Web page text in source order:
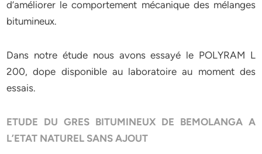
d’améliorer le comportement mécanique des mélanges
bitumineux.
Dans notre étude nous avons essayé le POLYRAM L
200, dope disponible au laboratoire au moment des
essais.
ETUDE DU GRES BITUMINEUX DE BEMOLANGA A
L’ETAT NATUREL SANS AJOUT